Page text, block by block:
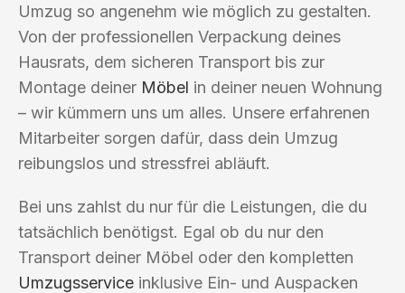
Umzug so angenehm wie möglich zu gestalten.
Von der professionellen Verpackung deines
Hausrats, dem sicheren Transport bis zur
Montage deiner Möbel in deiner neuen Wohnung
– wir kümmern uns um alles. Unsere erfahrenen
Mitarbeiter sorgen dafür, dass dein Umzug
reibungslos und stressfrei abläuft.
Bei uns zahlst du nur für die Leistungen, die du
tatsächlich benötigst. Egal ob du nur den
Transport deiner Möbel oder den kompletten
Umzugsservice inklusive Ein- und Auspacken